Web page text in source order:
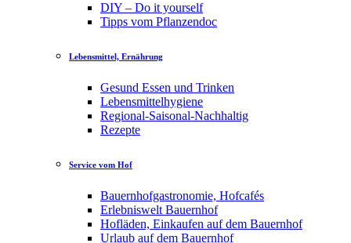
DIY – Do it yourself
Tipps vom Pflanzendoc
Lebensmittel, Ernährung
Gesund Essen und Trinken
Lebensmittelhygiene
Regional-Saisonal-Nachhaltig
Rezepte
Service vom Hof
Bauernhofgastronomie, Hofcafés
Erlebniswelt Bauernhof
Hofläden, Einkaufen auf dem Bauernhof
Urlaub auf dem Bauernhof